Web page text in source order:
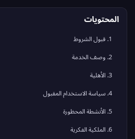
المحتويات
1. قبول الشروط
2. وصف الخدمة
3. الأهلية
4. سياسة الاستخدام المقبول
5. الأنشطة المحظورة
6. الملكية الفكرية